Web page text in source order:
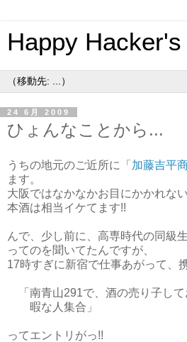
Happy Hacker's
24 6月 2009
ひょんなことから...
うちの地元のご近所に「 加藤吉平
ます。
大阪ではなかなかお目にかかれな
本酒は相当イケてます!!
んで、少し前に、高専時代の同級
ってのを聞いてたんですが、
17時すぎに新宿で仕事あがって、
「南青山291で、酒の売り子して
暇な人集合」
ってエントリがっ!!